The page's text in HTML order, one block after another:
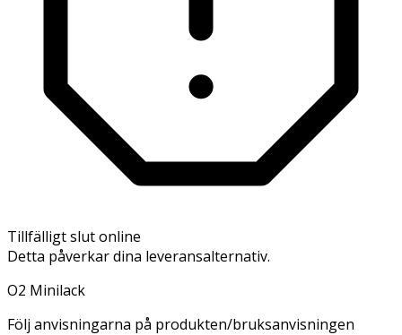
Tillfälligt slut online
Detta påverkar dina leveransalternativ.
O2 Minilack
Följ anvisningarna på produkten/bruksanvisningen